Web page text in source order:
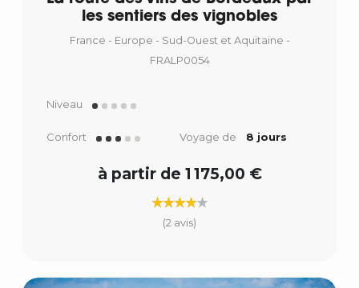
les sentiers des vignobles
France - Europe - Sud-Ouest et Aquitaine -
FRALP0054
Niveau
Confort Voyage de 8 jours
à partir de 1 175,00 €
(2 avis)